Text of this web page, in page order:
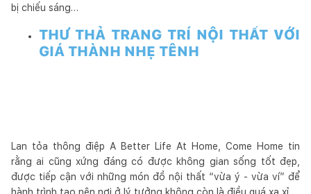
bị chiếu sáng…
THƯ THẢ TRANG TRÍ NỘI THẤT VỚI
GIÁ THÀNH NHẸ TÊNH
Lan tỏa thông điệp A Better Life At Home, Come Home tin
rằng ai cũng xứng đáng có được không gian sống tốt đẹp,
được tiếp cận với những món đồ nội thất “vừa ý - vừa ví” để